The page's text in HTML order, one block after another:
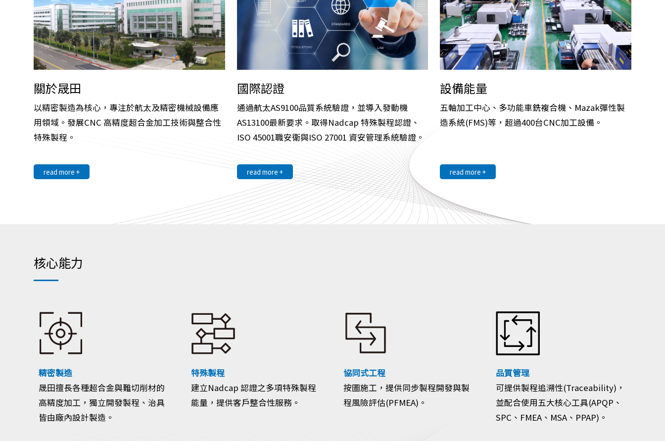
關於晟田
以精密製造為核心，專注於航太及精密機械設備應
用領域。發展CNC 高精度超合金加工技術與整合性
特殊製程。
read more +
國際認證
通過航太AS9100品質系統驗證，並導入發動機
AS13100最新要求。取得Nadcap 特殊製程認證、
ISO 45001職安衛與ISO 27001 資安管理系統驗證。
read more +
設備能量
五軸加工中心、多功能車銑複合機、Mazak彈性製
造系統(FMS)等，超過400台CNC加工設備。
read more +
核心能力
精密製造
晟田擅長各種超合金與難切削材的
高精度加工，獨立開發製程、治具
皆由廠內設計製造。
特殊製程
建立Nadcap 認證之多項特殊製程
能量，提供客戶整合性服務。
協同式工程
按圖施工，提供同步製程開發與製
程風險評估(PFMEA)。
品質管理
可提供製程追溯性(Traceability)，
並配合使用五大核心工具(APQP、
SPC、FMEA、MSA、PPAP)。